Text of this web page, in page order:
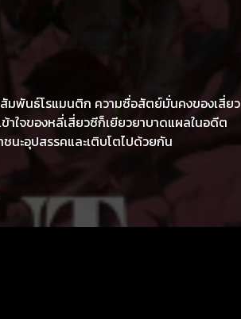
มพันธ์โรแมนติก ความซื่อสัตย์มั่นคงของเสี่ยว
ข้าใจของหลี่เสี่ยวซีก็เยียวยาบาดแผลในอดีต
นะอุปสรรคและเติบโตไปด้วยกัน